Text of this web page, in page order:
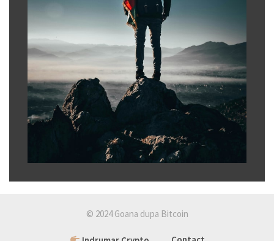
© 2024 Goana dupa Bitcoin